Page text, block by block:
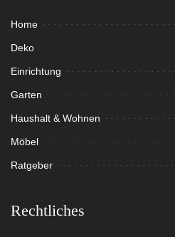
Home
Deko
Einrichtung
Garten
Haushalt & Wohnen
Möbel
Ratgeber
Rechtliches